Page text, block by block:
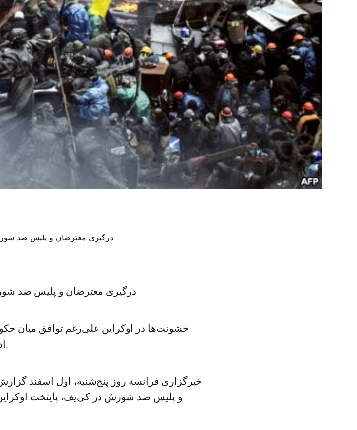
درگیری معترضان و پلیس ضد
خشونت‌ها در اوکراین علی‌رغم توافق میان
ادامه دارد و قربانی‌های تازه‌ای می‌گیرد.
خبرگزاری فرانسه روز پنج‌شنبه، اول اسفند